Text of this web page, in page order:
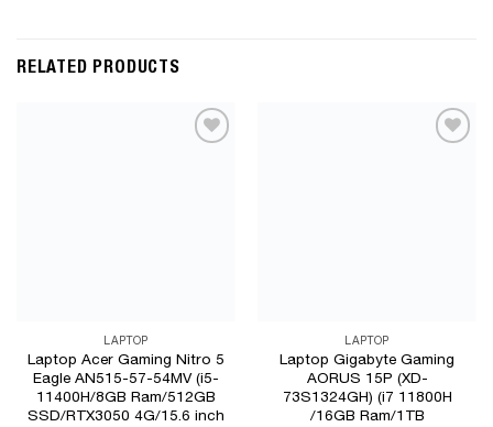
RELATED PRODUCTS
LAPTOP
Laptop Acer Gaming Nitro 5
Eagle AN515-57-54MV (i5-
11400H/8GB Ram/512GB
SSD/RTX3050 4G/15.6 inch
LAPTOP
Laptop Gigabyte Gaming
AORUS 15P (XD-
73S1324GH) (i7 11800H
/16GB Ram/1TB